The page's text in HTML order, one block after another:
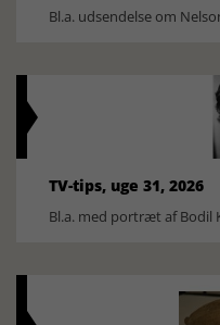
Bl.a. udsendelse om
TV-tips, uge 31, 2026
Bl.a. med portræt af Bodil